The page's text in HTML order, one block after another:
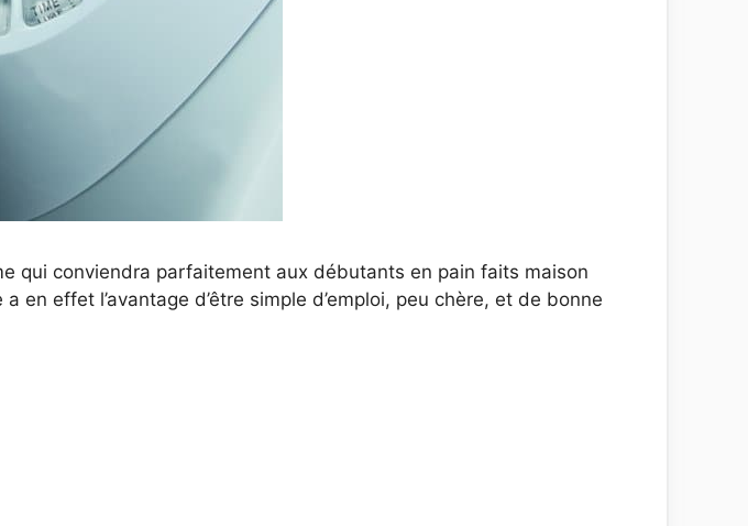
qui conviendra parfaitement aux débutants en pain faits maison
effet l’avantage d’être simple d’emploi, peu chère, et de bonne